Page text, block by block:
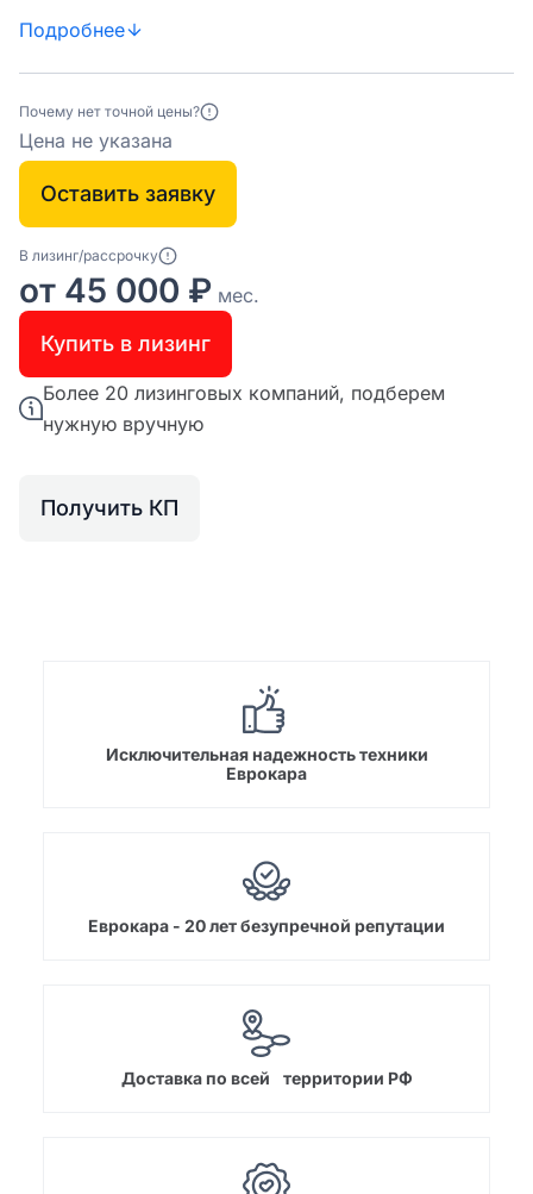
Подробнее
Почему нет точной цены?
Цена не указана
Оставить заявку
В лизинг/рассрочку
от 45 000 ₽ мес.
Купить в лизинг
Более 20 лизинговых компаний, подберем
нужную вручную
Получить КП
Исключительная надежность техники
Еврокара
Еврокара - 20 лет безупречной репутации
Доставка по всей территории РФ